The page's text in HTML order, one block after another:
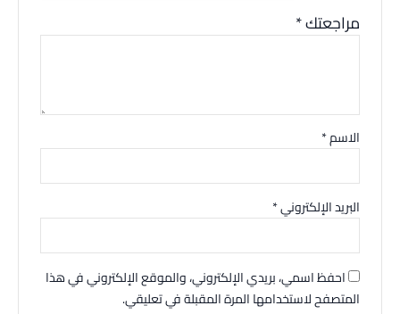
مراجعتك*
الاسم*
البريد الإلكتروني*
احفظ اسمي، بريدي الإلكتروني، والموقع الإلكتروني في هذا
المتصفح لاستخدامها المرة المقبلة في تعليقي.